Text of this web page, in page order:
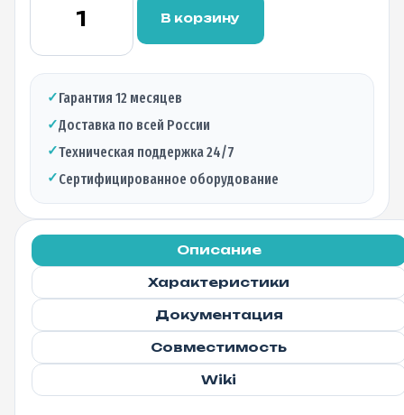
Линейный
терминал
BDCOM
GP3600-
4xSFP(GPON)
4x1G(RJ45)
4x1G(SFP)
В корзину
✓Гарантия 12 месяцев
✓Доставка по всей России
✓Техническая поддержка 24/7
✓Сертифицированное оборудование
Описание
Характеристики
Документация
Совместимость
Wiki